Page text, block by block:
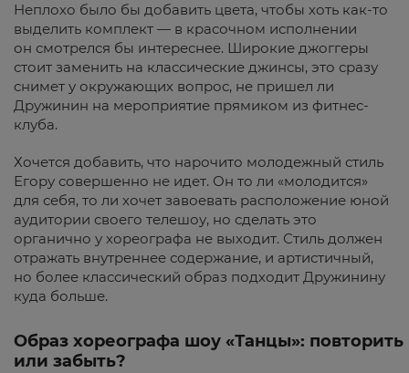
Неплохо было бы добавить цвета, чтобы хоть как-то
выделить комплект — в красочном исполнении
он смотрелся бы интереснее. Широкие джоггеры
стоит заменить на классические джинсы, это сразу
снимет у окружающих вопрос, не пришел ли
Дружинин на мероприятие прямиком из фитнес-
клуба.
Хочется добавить, что нарочито молодежный стиль
Егору совершенно не идет. Он то ли «молодится»
для себя, то ли хочет завоевать расположение юной
аудитории своего телешоу, но сделать это
органично у хореографа не выходит. Стиль должен
отражать внутреннее содержание, и артистичный,
но более классический образ подходит Дружинину
куда больше.
Образ хореографа шоу «Танцы»: повторить
или забыть?